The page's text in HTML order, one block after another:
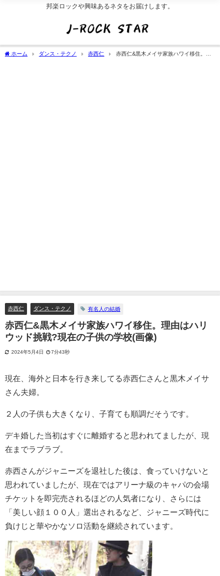
邦楽ロックや興味あるネタをお届けします。
ホーム ダンス・テクノ 赤西仁
赤西仁&黒木メイサ家族ハワイ移住。理
赤西仁 ダンス・テクノ 有名人の結婚
赤西仁&黒木メイサ家族ハワイ移住。理由はハリ
ウッド挑戦?現在の子供の学校(画像)
2024年5月4日 7分43秒
現在、海外と日本を行き来してる赤西仁さんと黒木メイサ
さん夫婦。
２人の子供も大きくなり、子育ても順調だそうです。
デキ婚した当初はすぐに離婚すると思われてましたが、現
在までラブラブ。
赤西さんがジャニーズを退社した後は、食っていけないと
思われていましたが、現在ではアリーナ級のキャパの会場
チケットを即完売されるほどの人気者になり、さらには
「美しい顔１００人」選出されるなど、ジャニーズ時代に
負けじと華やかなソロ活動を継続されています。